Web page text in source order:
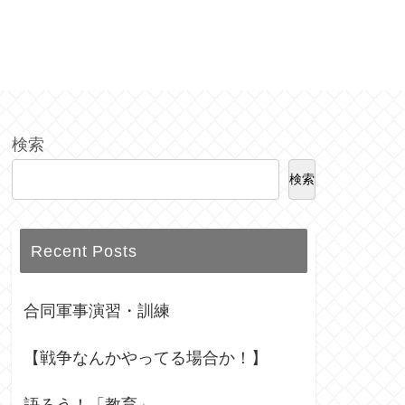
検索
検索
Recent Posts
合同軍事演習・訓練
【戦争なんかやってる場合か！】